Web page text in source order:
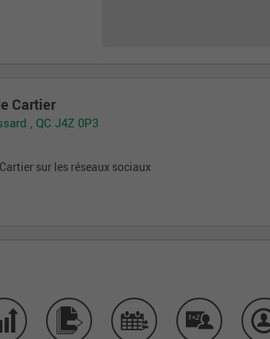
Cartier
, QC J4Z 0P3
sur les réseaux sociaux